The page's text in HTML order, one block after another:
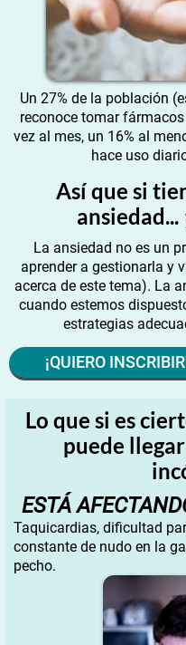
Un 27% de la población
reconoce tomar
vez al mes, un 16% al
hace uso
Así que si
ansiedad...
La ansiedad no es un
aprender a gestionarla y
acerca de este tema). La
cuando estemos
estrategias
¡QUIERO
Lo que si es
puede
ESTÁ
Taquicardias, dificultad
constante de nudo en la
pecho.